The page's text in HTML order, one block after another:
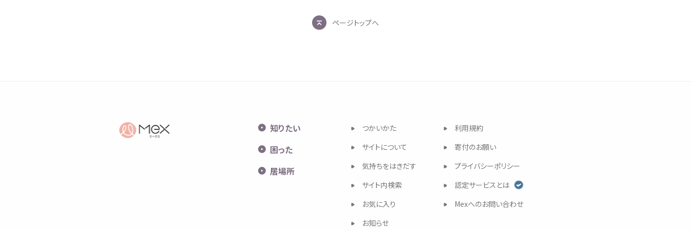
ページトップへ
知りたい
困った
居場所
つかいかた
サイトについて
気持ちをはきだす
サイト内検索
お気に入り
お知らせ
利用規約
寄付のお願い
プライバシーポリシー
認定サービスとは
Mexへのお問い合わせ